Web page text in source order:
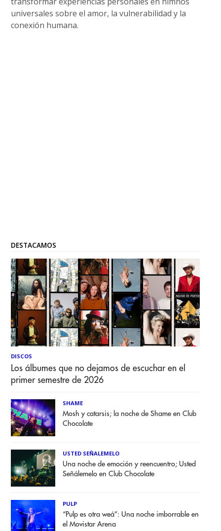
universales sobre el amor, la vulnerabilidad y la
conexión humana.
DESTACAMOS
DISCOS
Los álbumes que no dejamos de escuchar en el
primer semestre de 2026
SHAME
Mosh y catarsis; la noche de Shame en Club
Chocolate
USTED SEÑALEMELO
Una noche de emoción y reencuentro; Usted
Señálemelo en Club Chocolate
PULP
“Pulp es otra weá”: Una noche imborrable en
el Movistar Arena